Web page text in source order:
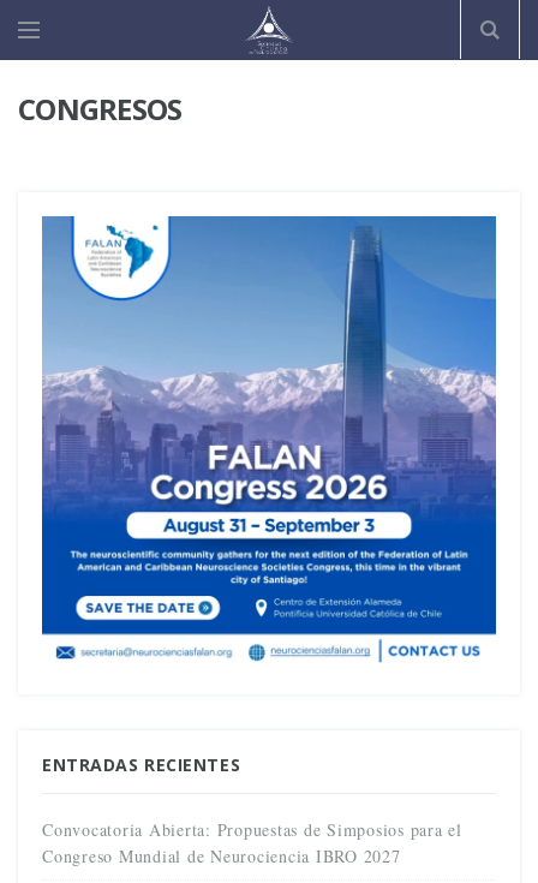
CONGRESOS
ENTRADAS RECIENTES
Convocatoria Abierta: Propuestas de Simposios para el
Congreso Mundial de Neurociencia IBRO 2027